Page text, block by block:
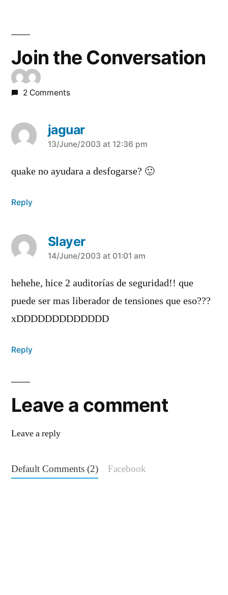
Join the Conversation
2 Comments
jaguar
says:
13/June/2003 at 12:36 pm
quake no ayudara a desfogarse? 🙂
Reply
Slayer
says:
14/June/2003 at 01:01 am
hehehe, hice 2 auditorías de seguridad!! que
puede ser mas liberador de tensiones que eso???
xDDDDDDDDDDDDD
Reply
Leave a comment
Leave a reply
Default Comments (2) Facebook